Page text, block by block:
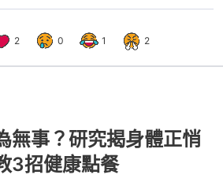
2 0 1 2
無事？研究揭身體正悄
招健康點餐